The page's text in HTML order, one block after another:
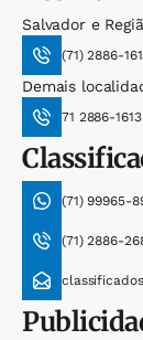
Salvador e
(71) 2886-
Demais
71 2886-1613
(71) 99965-
(71) 2886-